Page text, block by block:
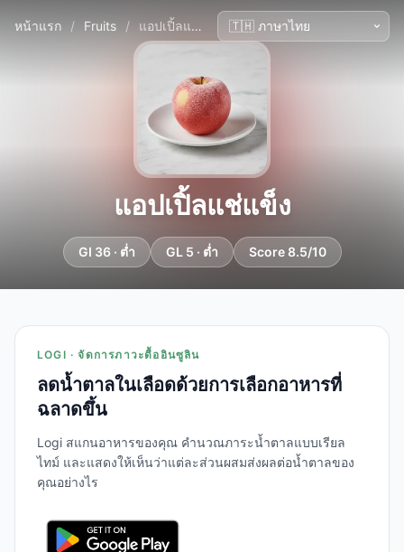
หน้าแรก / Fruits / แอปเปิ้ลแช่แข็ง
แอปเปิ้ลแช่แข็ง
GI 36 · ต่ำ GL 5 · ต่ำ Score 8.5/10
LOGI · จัดการภาวะดื้ออินซูลิน
ลดน้ำตาลในเลือดด้วยการเลือกอาหารที่
ฉลาดขึ้น
Logi สแกนอาหารของคุณ คำนวณภาระน้ำตาลแบบเรียล
ไทม์ และแสดงให้เห็นว่าแต่ละส่วนผสมส่งผลต่อน้ำตาลของ
คุณอย่างไร